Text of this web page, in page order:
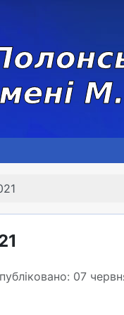
07